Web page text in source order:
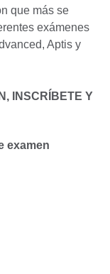
que más se
exámenes
Aptis y
INSCRÍBETE Y
examen